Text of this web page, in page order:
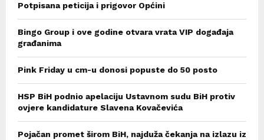
Potpisana peticija i prigovor Općini
Bingo Group i ove godine otvara vrata VIP događaja
građanima
Pink Friday u cm-u donosi popuste do 50 posto
HSP BiH podnio apelaciju Ustavnom sudu BiH protiv
ovjere kandidature Slavena Kovačevića
Pojačan promet širom BiH, najduža čekanja na izlazu iz